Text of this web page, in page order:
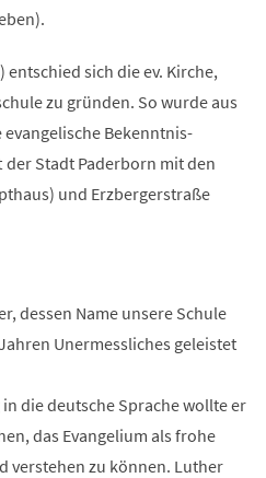
sich die ev. Kirche,
zu gründen. So wurde aus
Bekenntnis-
Stadt Paderborn mit den
und Erzbergerstraße
dessen Name unsere Schule
Unermessliches geleistet
die deutsche Sprache wollte er
das Evangelium als frohe
verstehen zu können. Luther